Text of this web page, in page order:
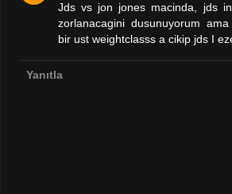
Jds vs jon jones macinda, jds
zorlanacagini dusunuyorum
bir ust weightclasss a cikip jds I
Yanıtla